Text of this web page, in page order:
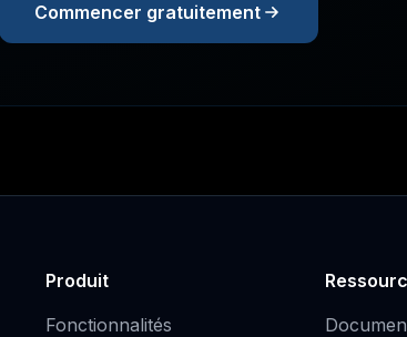
Commencer gratuitement
Produit
Fonctionnalités